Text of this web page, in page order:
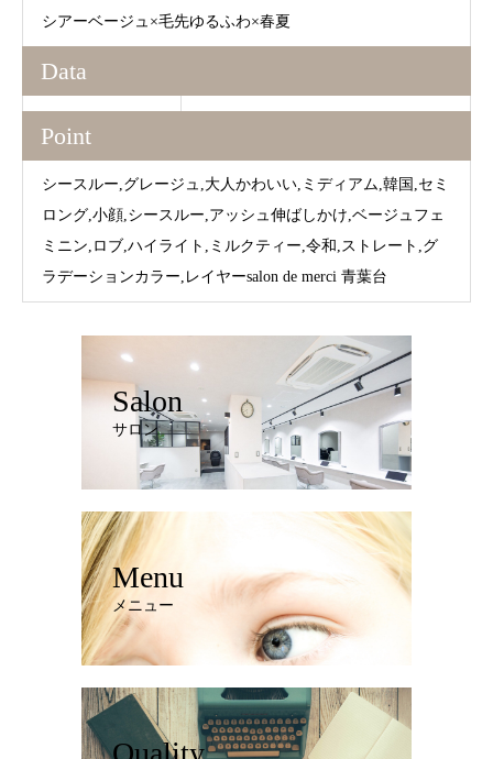
シアーベージュ×毛先ゆるふわ×春夏
Data
Point
シースルー,グレージュ,大人かわいい,ミディアム,韓国,セミ
ロング,小顔,シースルー,アッシュ伸ばしかけ,ベージュフェ
ミニン,ロブ,ハイライト,ミルクティー,令和,ストレート,グ
ラデーションカラー,レイヤーsalon de merci 青葉台
Salon
サロン
Menu
メニュー